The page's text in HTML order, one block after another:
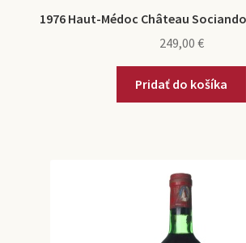
1976 Haut-Médoc Château
249,00 €
Pridať do košíka